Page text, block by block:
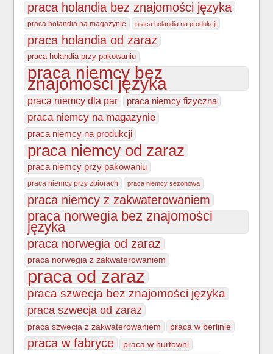
praca holandia bez znajomości języka
praca holandia na magazynie praca holandia na produkcji
praca holandia od zaraz
praca holandia przy pakowaniu
praca niemcy bez
znajomości języka
praca niemcy dla par praca niemcy fizyczna
praca niemcy na magazynie
praca niemcy na produkcji
praca niemcy od zaraz
praca niemcy przy pakowaniu
praca niemcy przy zbiorach praca niemcy sezonowa
praca niemcy z zakwaterowaniem
praca norwegia bez znajomości
języka
praca norwegia od zaraz
praca norwegia z zakwaterowaniem
praca od zaraz
praca szwecja bez znajomości języka
praca szwecja od zaraz
praca szwecja z zakwaterowaniem praca w berlinie
praca w fabryce
praca w hurtowni